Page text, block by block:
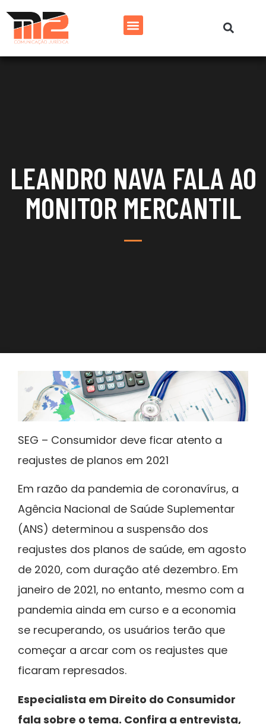
LEANDRO NAVA FALA AO
MONITOR MERCANTIL
SEG – Consumidor deve ficar atento a
reajustes de planos em 2021
Em razão da pandemia de coronavírus, a
Agência Nacional de Saúde Suplementar
(ANS) determinou a suspensão dos
reajustes dos planos de saúde, em agosto
de 2020, com duração até dezembro. Em
janeiro de 2021, no entanto, mesmo com a
pandemia ainda em curso e a economia
se recuperando, os usuários terão que
começar a arcar com os reajustes que
ficaram represados.
Especialista em Direito do Consumidor
fala sobre o tema. Confira a entrevista,